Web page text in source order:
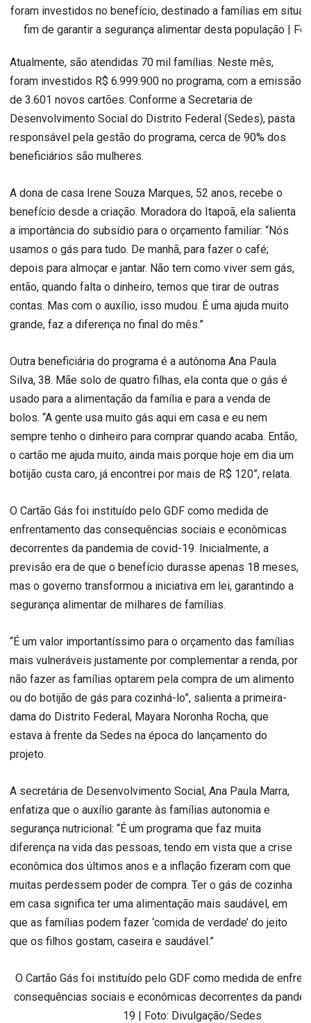
foram investidos no benefício, destinado a famílias em
fim de garantir a segurança alimentar desta população |
Atualmente, são atendidas 70 mil famílias. Neste mês,
foram investidos R$ 6.999.900 no programa, com a emissão
de 3.601 novos cartões. Conforme a Secretaria de
Desenvolvimento Social do Distrito Federal (Sedes), pasta
responsável pela gestão do programa, cerca de 90% dos
beneficiários são mulheres.
A dona de casa Irene Souza Marques, 52 anos, recebe o
benefício desde a criação. Moradora do Itapoã, ela salienta
a importância do subsídio para o orçamento familiar: “Nós
usamos o gás para tudo. De manhã, para fazer o café;
depois para almoçar e jantar. Não tem como viver sem gás,
então, quando falta o dinheiro, temos que tirar de outras
contas. Mas com o auxílio, isso mudou. É uma ajuda muito
grande, faz a diferença no final do mês.”
Outra beneficiária do programa é a autônoma Ana Paula
Silva, 38. Mãe solo de quatro filhas, ela conta que o gás é
usado para a alimentação da família e para a venda de
bolos. “A gente usa muito gás aqui em casa e eu nem
sempre tenho o dinheiro para comprar quando acaba. Então,
o cartão me ajuda muito, ainda mais porque hoje em dia um
botijão custa caro, já encontrei por mais de R$ 120”, relata.
O Cartão Gás foi instituído pelo GDF como medida de
enfrentamento das consequências sociais e econômicas
decorrentes da pandemia de covid-19. Inicialmente, a
previsão era de que o benefício durasse apenas 18 meses,
mas o governo transformou a iniciativa em lei, garantindo a
segurança alimentar de milhares de famílias.
“É um valor importantíssimo para o orçamento das famílias
mais vulneráveis justamente por complementar a renda, por
não fazer as famílias optarem pela compra de um alimento
ou do botijão de gás para cozinhá-lo”, salienta a primeira-
dama do Distrito Federal, Mayara Noronha Rocha, que
estava à frente da Sedes na época do lançamento do
projeto.
A secretária de Desenvolvimento Social, Ana Paula Marra,
enfatiza que o auxílio garante às famílias autonomia e
segurança nutricional: “É um programa que faz muita
diferença na vida das pessoas, tendo em vista que a crise
econômica dos últimos anos e a inflação fizeram com que
muitas perdessem poder de compra. Ter o gás de cozinha
em casa significa ter uma alimentação mais saudável, em
que as famílias podem fazer ‘comida de verdade’ do jeito
que os filhos gostam, caseira e saudável.”
O Cartão Gás foi instituído pelo GDF como medida de
consequências sociais e econômicas decorrentes da
19 | Foto: Divulgação/Sedes